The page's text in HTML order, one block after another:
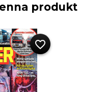
produkt
favorite_border